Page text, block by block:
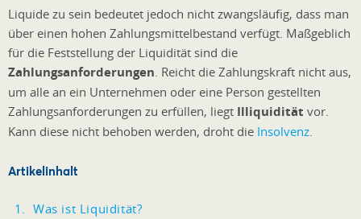
Liquide zu sein bedeutet jedoch nicht zwangsläufig, dass man
über einen hohen Zahlungsmittelbestand verfügt. Maßgeblich
für die Feststellung der Liquidität sind die
Zahlungsanforderungen . Reicht die Zahlungskraft nicht aus,
um alle an ein Unternehmen oder eine Person gestellten
Zahlungsanforderungen zu erfüllen, liegt Illiquidität vor.
Kann diese nicht behoben werden, droht die Insolvenz
Artikelinhalt
Was ist Liquidität?